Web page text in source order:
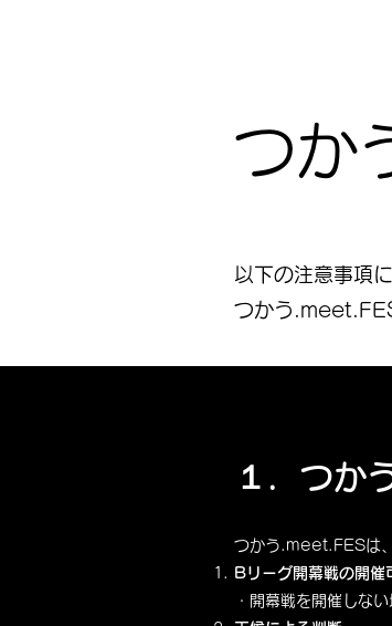
つか
以下の注意事項
つかう
１．つか
つかう.meet.FESは、
Bリーグ開幕戦の開催
・開幕戦を開催しな